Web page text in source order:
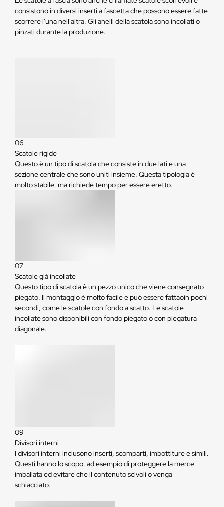
consistono in diversi inserti a fascetta che possono essere fatte
scorrere l'una nell'altra. Gli anelli della scatola sono incollati o
pinzati durante la produzione.
06
Scatole rigide
Questo è un tipo di scatola che consiste in due lati e una
sezione centrale che sono uniti insieme. Questa tipologia è
molto stabile, ma richiede tempo per essere eretto.
07
Scatole già incollate
Questo tipo di scatola è un pezzo unico che viene consegnato
piegato. Il montaggio è molto facile e può essere fattaoin pochi
secondi, come le scatole con fondo a scatto. Le scatole
incollate sono disponibili con fondo piegato o con piegatura
diagonale.
09
Divisori interni
I divisori interni inclusono inserti, scomparti, imbottiture e simili.
Questi hanno lo scopo, ad esempio di proteggere la merce
imballata ed evitare che il contenuto scivoli o venga
schiacciato.